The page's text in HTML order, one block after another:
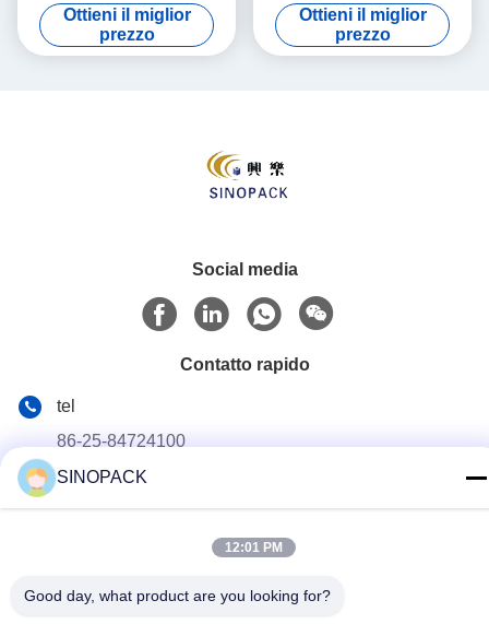
Ottieni il miglior
prezzo
Ottieni il miglior
prezzo
Social media
Contatto rapido
tel
86-25-84724100
E-mail
Palazzo di RM.1607 Zhenghong, no. 38 Hongwu RD,
Nanchino 210001, Cina
SINOPACK
12:01 PM
Good day, what product are you looking for?